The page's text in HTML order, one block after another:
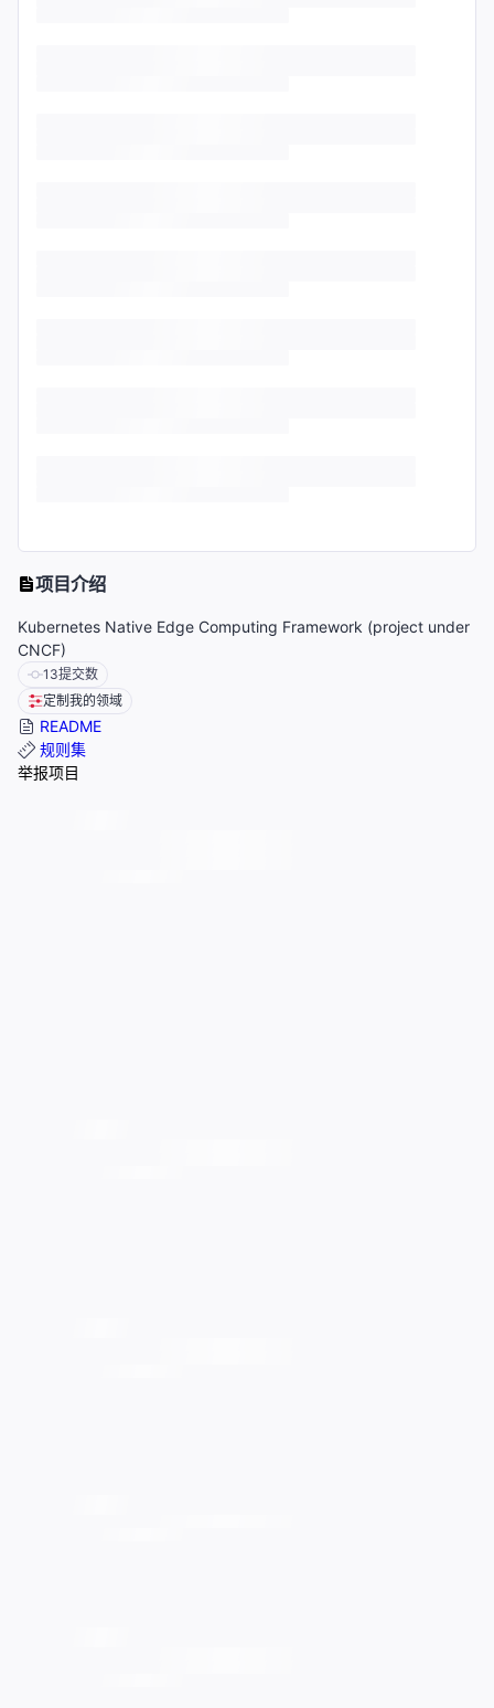
项目介绍
Kubernetes Native Edge Computing Framework (project under
CNCF)
13提交数
定制我的领域
README
规则集
举报项目